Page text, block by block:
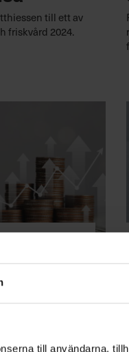
till användarna,
till ett av
friskvård 2024.
– och
olika chefsyrken
lön som chef.